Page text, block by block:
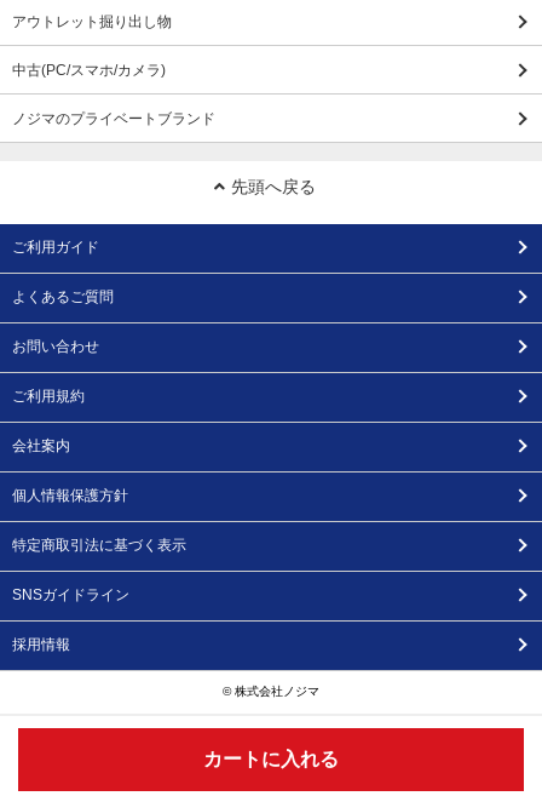
カートに入れる
アウトレット掘り出し物
中古(PC/スマホ/カメラ)
ノジマのプライベートブランド
先頭へ戻る
ご利用ガイド
よくあるご質問
お問い合わせ
ご利用規約
会社案内
個人情報保護方針
特定商取引法に基づく表示
SNSガイドライン
採用情報
© 株式会社ノジマ